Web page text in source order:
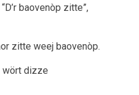
baovenòp zitte”,
zitte weej baovenòp.
wört dizze